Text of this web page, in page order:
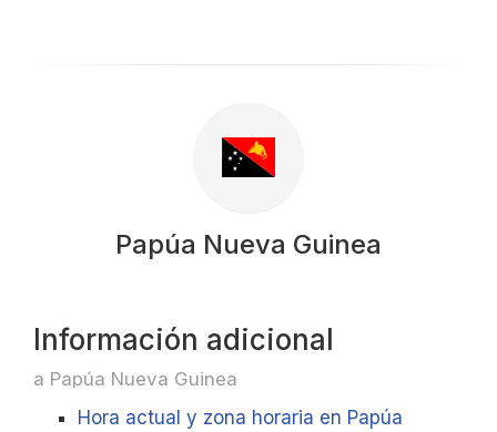
Papúa Nueva Guinea
Información adicional
a Papúa Nueva Guinea
Hora actual y zona horaria en Papúa